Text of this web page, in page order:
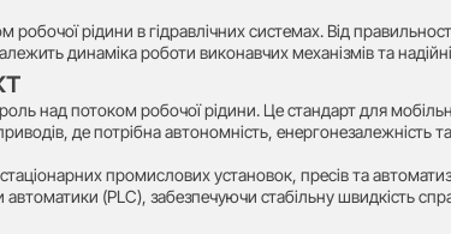
рідини в гідравлічних системах. Від
динаміка роботи виконавчих механізмів та
над потоком робочої рідини. Це стандарт для
де потрібна автономність, енергонезалежність та
промислових установок, пресів та
автоматики (PLC), забезпечуючи стабільну швидкість